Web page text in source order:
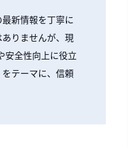
新情報を丁寧に
りませんが、現
安全性向上に役立
テーマに、信頼